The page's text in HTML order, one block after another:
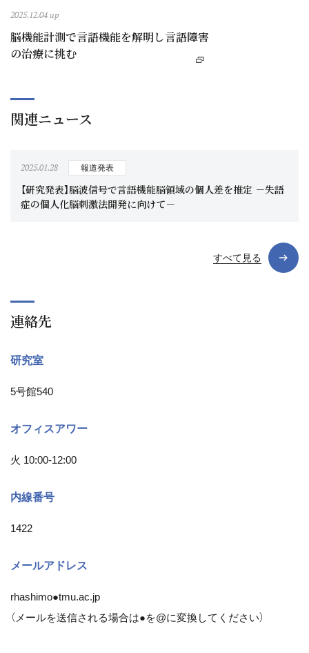
2025.12.04 up
脳機能計測で言語機能を解明し言語障害
の治療に挑む
関連ニュース
2025.01.28 報道発表
【研究発表】脳波信号で言語機能脳領域の個人差を推定 －失語
症の個人化脳刺激法開発に向けて－
すべて見る
連絡先
研究室
5号館540
オフィスアワー
火 10:00-12:00
内線番号
1422
メールアドレス
rhashimo●tmu.ac.jp
（メールを送信される場合は●を@に変換してください）